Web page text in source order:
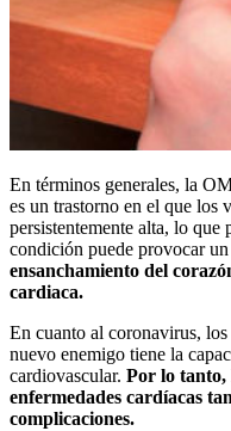
En términos generales, la
es un trastorno en el que los
persistentemente alta, lo que
condición puede provocar
ensanchamiento del
cardiaca.
En cuanto al coronavirus,
nuevo enemigo tiene la
cardiovascular. Por lo tanto,
enfermedades cardíacas
complicaciones.